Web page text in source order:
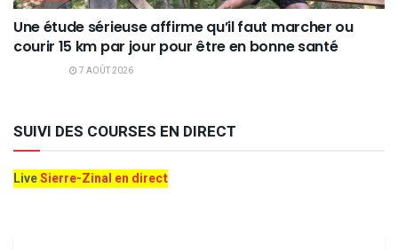
Une étude sérieuse affirme qu’il faut marcher ou
courir 15 km par jour pour être en bonne santé
7 AOÛT 2026
SUIVI DES COURSES EN DIRECT
LiveSierre-Zinal en direct